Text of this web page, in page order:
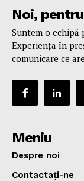
Noi,
Suntem o
Experiența în
comunicare ce
Meniu
Despre noi
Contactați-ne